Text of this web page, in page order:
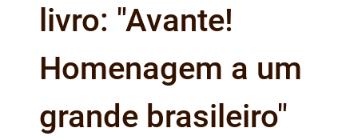
livro: "Avante!
Homenagem a um
grande brasileiro"